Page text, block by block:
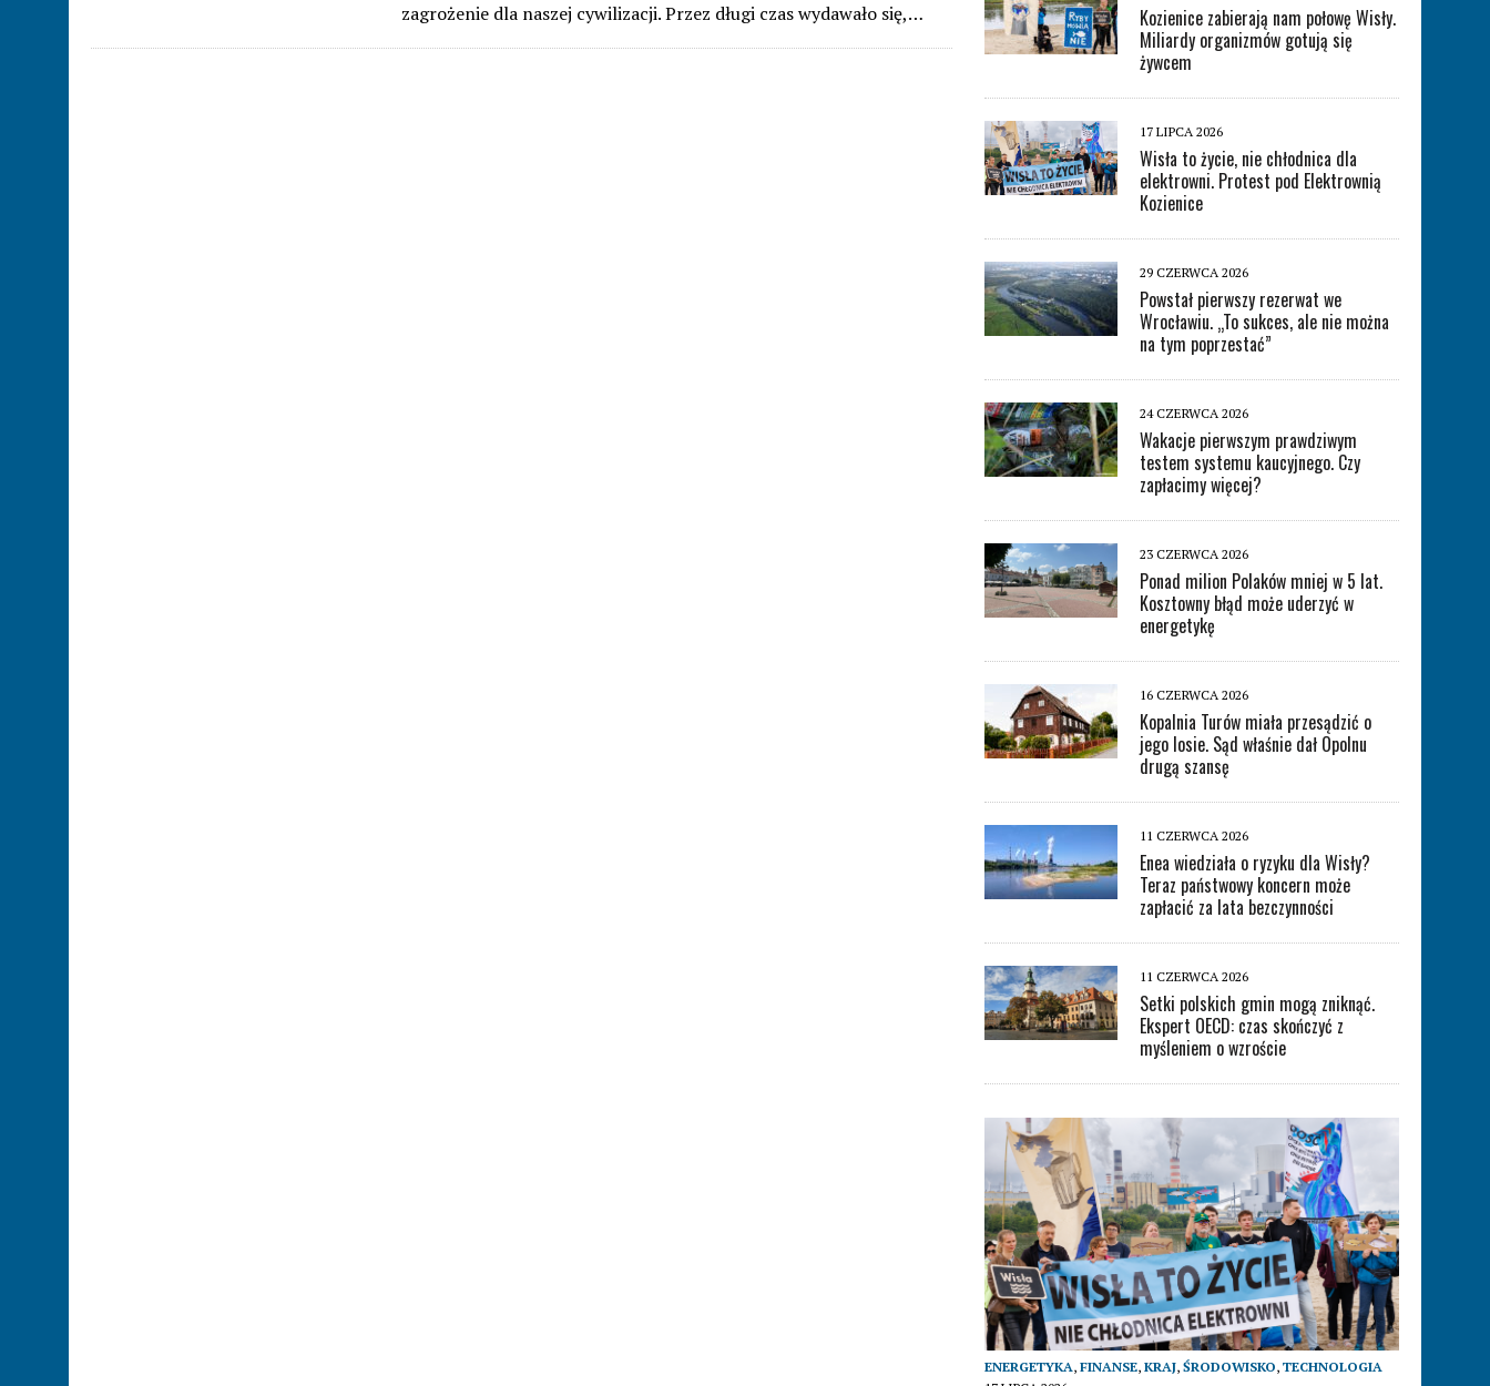
zagrożenie dla naszej cywilizacji. Przez długi czas wydawało się,…
Kozienice zabierają nam połowę Wisły.
Miliardy organizmów gotują się
żywcem
17 LIPCA 2026
Wisła to życie, nie chłodnica dla
elektrowni. Protest pod Elektrownią
Kozienice
29 CZERWCA 2026
Powstał pierwszy rezerwat we
Wrocławiu. „To sukces, ale nie można
na tym poprzestać”
24 CZERWCA 2026
Wakacje pierwszym prawdziwym
testem systemu kaucyjnego. Czy
zapłacimy więcej?
23 CZERWCA 2026
Ponad milion Polaków mniej w 5 lat.
Kosztowny błąd może uderzyć w
energetykę
16 CZERWCA 2026
Kopalnia Turów miała przesądzić o
jego losie. Sąd właśnie dał Opolnu
drugą szansę
11 CZERWCA 2026
Enea wiedziała o ryzyku dla Wisły?
Teraz państwowy koncern może
zapłacić za lata bezczynności
11 CZERWCA 2026
Setki polskich gmin mogą zniknąć.
Ekspert OECD: czas skończyć z
myśleniem o wzroście
ENERGETYKA,FINANSE,KRAJ,ŚRODOWISKO,TECHNOLOGIA